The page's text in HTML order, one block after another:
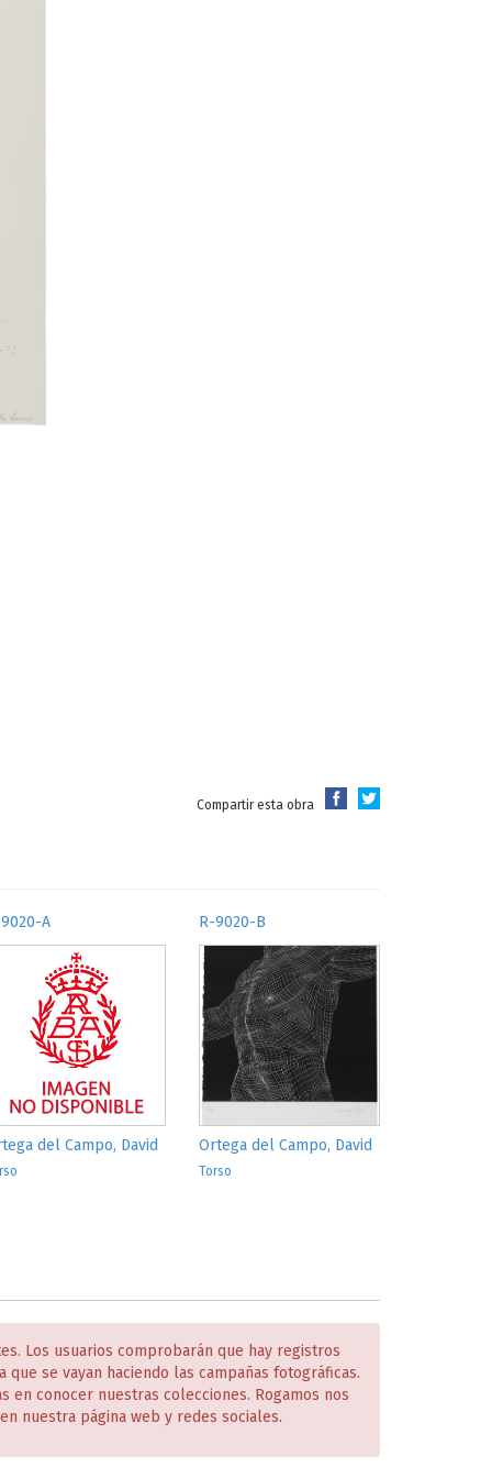
Compartir esta obra
A
del Campo, David
R-9020-B
Ortega del Campo, David
Torso
Los usuarios comprobarán que hay registros
se vayan haciendo las campañas fotográficas.
en conocer nuestras colecciones. Rogamos nos
nuestra página web y redes sociales.